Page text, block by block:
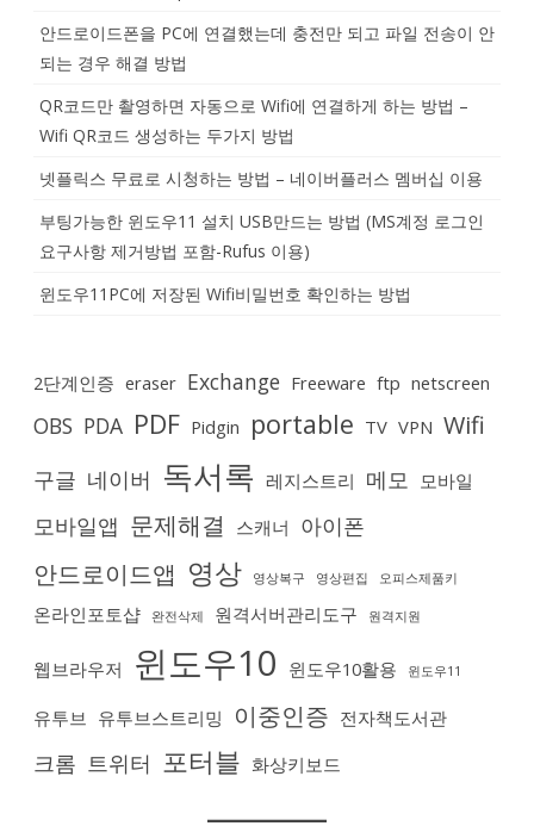
안드로이드폰을 PC에 연결했는데 충전만 되고 파일 전송이 안
되는 경우 해결 방법
QR코드만 촬영하면 자동으로 Wifi에 연결하게 하는 방법 –
Wifi QR코드 생성하는 두가지 방법
넷플릭스 무료로 시청하는 방법 – 네이버플러스 멤버십 이용
부팅가능한 윈도우11 설치 USB만드는 방법 (MS계정 로그인
요구사항 제거방법 포함-Rufus 이용)
윈도우11PC에 저장된 Wifi비밀번호 확인하는 방법
2단계인증 eraser Exchange Freeware ftp netscreen
OBS PDA PDF Pidgin portable TV VPN Wifi
구글 네이버 독서록 레지스트리 메모 모바일
모바일앱 문제해결 스캐너 아이폰
안드로이드앱 영상 영상복구 영상편집 오피스제품키
온라인포토샵 완전삭제 원격서버관리도구 원격지원
웹브라우저 윈도우10 윈도우10활용 윈도우11
유투브 유투브스트리밍 이중인증 전자책도서관
크롬 트위터 포터블 화상키보드